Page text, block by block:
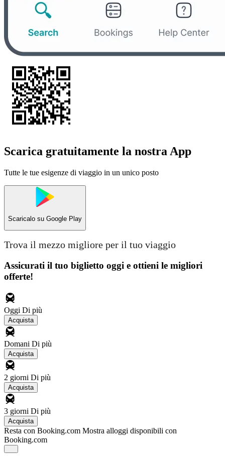
Scarica gratuitamente la nostra App
Tutte le tue esigenze di viaggio in un unico posto
Scaricalo su Google Play
Trova il mezzo migliore per il tuo viaggio
Assicurati il ​​tuo biglietto oggi e ottieni le migliori
offerte!
Oggi Di più
Acquista
Domani Di più
Acquista
2 giorni Di più
Acquista
3 giorni Di più
Acquista
Resta con Booking.com Mostra alloggi disponibili con
Booking.com